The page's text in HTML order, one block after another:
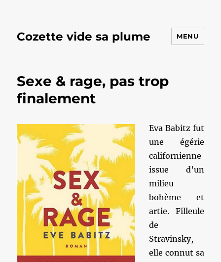
Cozette vide sa plume MENU
Sexe & rage, pas trop
finalement
Eva Babitz fut
une égérie
californienne
issue d’un
milieu
bohème et
artie. Filleule
de
Stravinsky,
elle connut sa